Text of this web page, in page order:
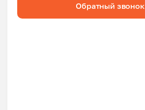
Обратный звонок